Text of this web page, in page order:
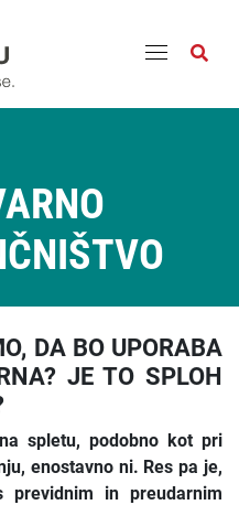
DA BO UPORABA
JE TO SPLOH
spletu, podobno kot pri
enostavno ni. Res pa je,
in preudarnim